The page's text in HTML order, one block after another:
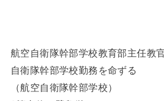
航空自衛隊幹部学校教育部主任教
自衛隊幹部学校勤務を命ずる
（航空自衛隊幹部学校）